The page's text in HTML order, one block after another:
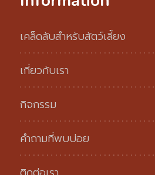
เคล็ดลับสำหรับสัตว์เลี้ยง
เกี่ยวกับเรา
กิจกรรม
คำถามที่พบบ่อย